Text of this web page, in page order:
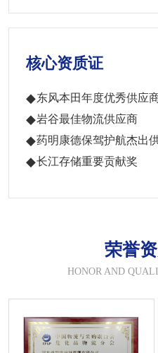
核心资质证
东风本田年度优秀供应
岩谷最佳物流供应商
药明康德保驾护航杰出
长江存储重要贡献奖
荣誉
HONOR AND